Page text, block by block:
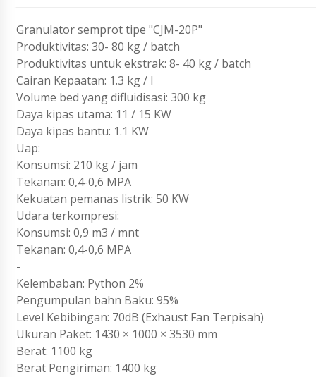
Granulator semprot tipe "CJM-20P"
Produktivitas: 30- 80 kg / batch
Produktivitas untuk ekstrak: 8- 40 kg / batch
Cairan Kepaatan: 1.3 kg / l
Volume bed yang difluidisasi: 300 kg
Daya kipas utama: 11 / 15 KW
Daya kipas bantu: 1.1 KW
Uap:
Konsumsi: 210 kg / jam
Tekanan: 0,4-0,6 MPA
Kekuatan pemanas listrik: 50 KW
Udara terkompresi:
Konsumsi: 0,9 m3 / mnt
Tekanan: 0,4-0,6 MPA
-
Kelembaban: Python 2%
Pengumpulan bahn Baku: 95%
Level Kebibingan: 70dB (Exhaust Fan Terpisah)
Ukuran Paket: 1430 × 1000 × 3530 mm
Berat: 1100 kg
Berat Pengiriman: 1400 kg